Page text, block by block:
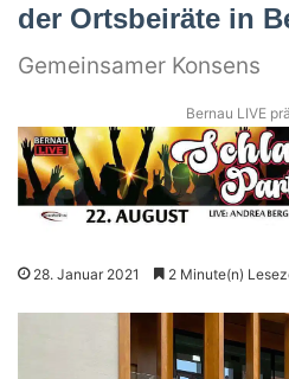
der Ortsbeiräte in
Gemeinsamer Konsens
Bernau LIVE
28. Januar 2021 2 Minute(n)